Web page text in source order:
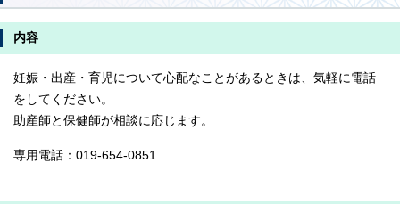
内容
妊娠・出産・育児について心配なことがあるときは、気軽に電話
をしてください。
助産師と保健師が相談に応じます。
専用電話：019-654-0851